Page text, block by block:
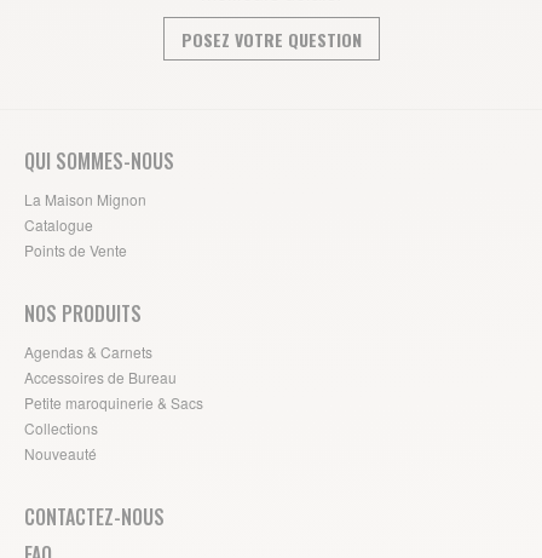
POSEZ VOTRE QUESTION
QUI SOMMES-NOUS
La Maison Mignon
Catalogue
Points de Vente
NOS PRODUITS
Agendas & Carnets
Accessoires de Bureau
Petite maroquinerie & Sacs
Collections
Nouveauté
CONTACTEZ-NOUS